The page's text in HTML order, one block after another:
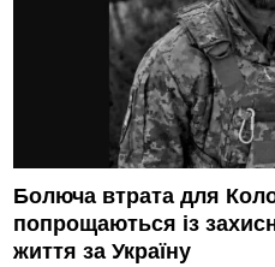
Болюча втрата для
попрощаються із
життя за Україну